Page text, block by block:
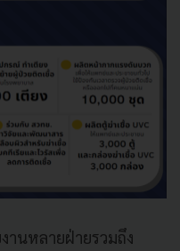
านหลายฝ่ายรวมถึง